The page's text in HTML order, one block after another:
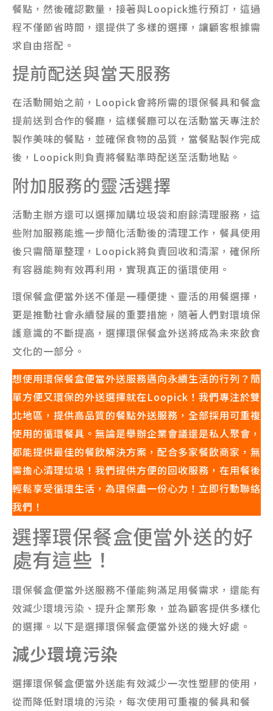
餐點，然後確認數量，接著與Loopick進行預訂，這過
程不僅節省時間，還提供了多樣的選擇，讓顧客根據需
求自由搭配。
提前配送與當天服務
在活動開始之前，Loopick會將所需的環保餐具和餐盒
提前送到合作的餐廳，這樣餐廳可以在活動當天專注於
製作美味的餐點，並確保食物的品質，當餐點製作完成
後，Loopick則負責將餐點準時配送至活動地點。
附加服務的靈活選擇
活動主辦方還可以選擇加購垃圾袋和廚餘清理服務，這
些附加服務能進一步簡化活動後的清理工作，餐具使用
後只需簡單整理，Loopick將負責回收和清潔，確保所
有容器能夠有效再利用，實現真正的循環使用。
環保餐盒便當外送不僅是一種便捷、靈活的用餐選擇，
更是推動社會永續發展的重要措施，隨著人們對環境保
護意識的不斷提高，選擇環保餐盒外送將成為未來飲食
文化的一部分。
想使用環保餐盒便當外送服務邁向永續生活的行列？簡
單方便又環保的外送選擇就在Loopick！我們專注於雙
北地區，提供高品質的餐點外送服務，全部採用可重複
使用的循環餐具。無論是舉辦企業會議還是私人聚會，
都能提供最佳的餐飲解決方案，配合多家餐飲商家，無
需擔心清理垃圾！我們提供方便的回收服務，在用餐後
輕鬆享受循環生活，為環保盡一份心力！立即行動聯絡
我們！
選擇環保餐盒便當外送的好
處有這些！
環保餐盒便當外送服務不僅能夠滿足用餐需求，還能有
效減少環境污染、提升企業形象，並為顧客提供多樣化
的選擇。以下是選擇環保餐盒便當外送的幾大好處。
減少環境污染
選擇環保餐盒便當外送能有效減少一次性塑膠的使用，
從而降低對環境的污染，每次使用可重複的餐具和餐